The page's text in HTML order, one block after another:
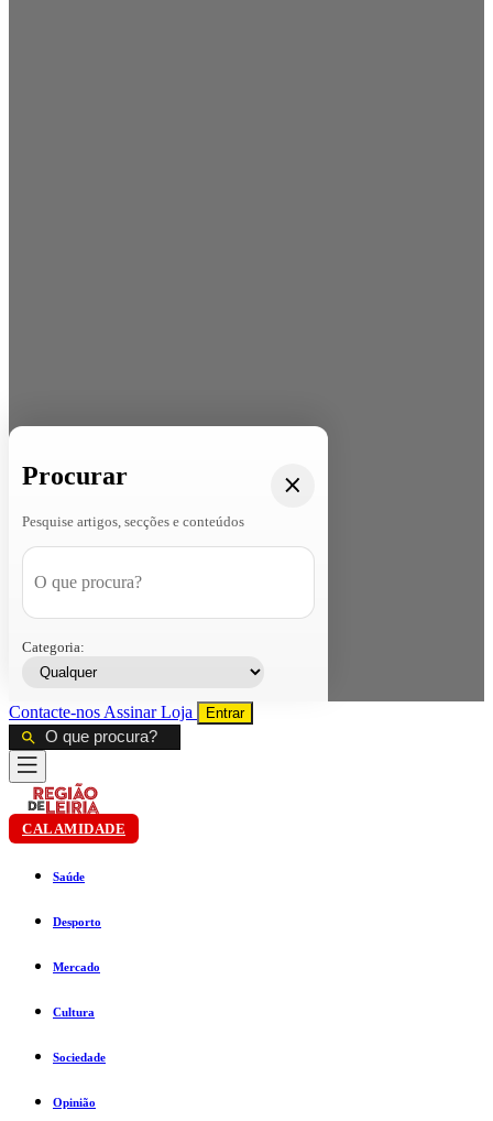
Procurar
Pesquise artigos, secções e conteúdos
Categoria:
Contacte-nos AssinarLoja Entrar
CALAMIDADE
Saúde
Desporto
Mercado
Cultura
Sociedade
Opinião